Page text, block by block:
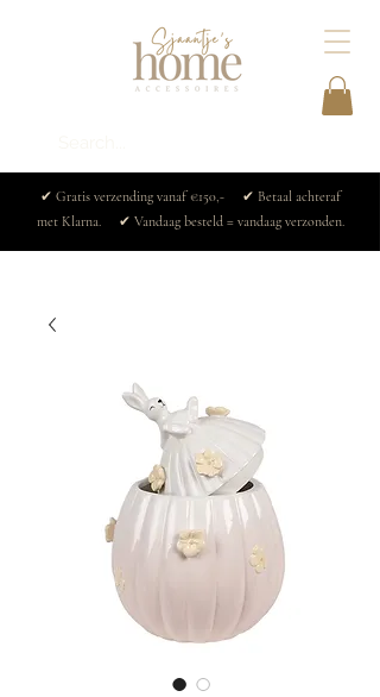
✔ Gratis verzending vanaf €150,- ✔ Betaal achteraf
met Klarna. ✔ Vandaag besteld = vandaag verzonden.